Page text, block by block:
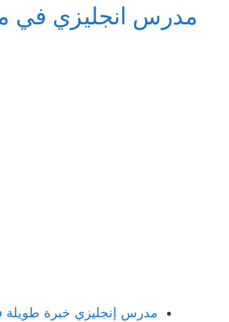
مدرس انجليزي في
مدرس إنجليزي خبرة طويلة